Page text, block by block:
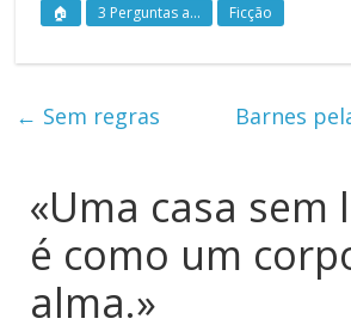
🏠 3 Perguntas a... Ficção
← Sem regras Barnes
«Uma casa sem
é como um
alma.»